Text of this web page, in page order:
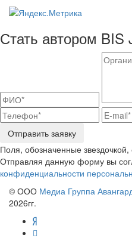
Стать автором BIS
Отправить заявку
Поля, обозначенные
Отправляя данную форму вы
конфиденциальности
© ООО Медиа Группа
2026гг.